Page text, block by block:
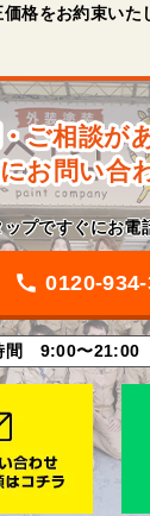
格をお約束いた
ご相談が
お問い合
ップですぐにお電
0120-
間 9:00〜21:00